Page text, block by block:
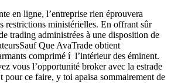
en ligne, l’entreprise rien éprouvera
restrictions ministérielles. En offrant sûr
trading administrées à une disposition de
Que AvaTrade obtient
comprimé í l’intérieur des éminent.
vous l’opportunité broker avec la estrade
pour ce faire, y toi apaisa sommairement de